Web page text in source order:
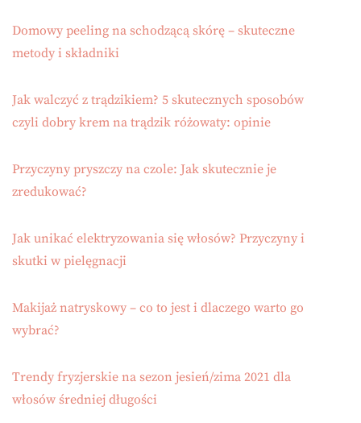
Domowy peeling na schodzącą skórę – skuteczne
metody i składniki
Jak walczyć z trądzikiem? 5 skutecznych sposobów
czyli dobry krem na trądzik różowaty: opinie
Przyczyny pryszczy na czole: Jak skutecznie je
zredukować?
Jak unikać elektryzowania się włosów? Przyczyny i
skutki w pielęgnacji
Makijaż natryskowy – co to jest i dlaczego warto go
wybrać?
Trendy fryzjerskie na sezon jesień/zima 2021 dla
włosów średniej długości